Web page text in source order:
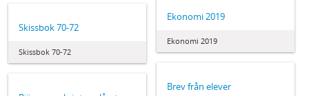
Ekonomi 2019
Ekonomi 2019
Skissbok 70-72
Skissbok 70-72
Brev från elever